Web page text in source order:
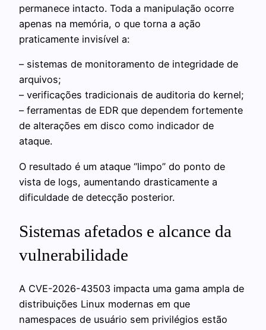
permanece intacto. Toda a manipulação ocorre
apenas na memória, o que torna a ação
praticamente invisível a:
– sistemas de monitoramento de integridade de
arquivos;
– verificações tradicionais de auditoria do kernel;
– ferramentas de EDR que dependem fortemente
de alterações em disco como indicador de
ataque.
O resultado é um ataque “limpo” do ponto de
vista de logs, aumentando drasticamente a
dificuldade de detecção posterior.
Sistemas afetados e alcance da
vulnerabilidade
A CVE-2026-43503 impacta uma gama ampla de
distribuições Linux modernas em que
namespaces de usuário sem privilégios estão